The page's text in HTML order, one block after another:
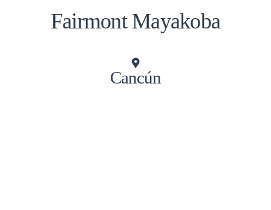
Fairmont Mayakoba
Cancún